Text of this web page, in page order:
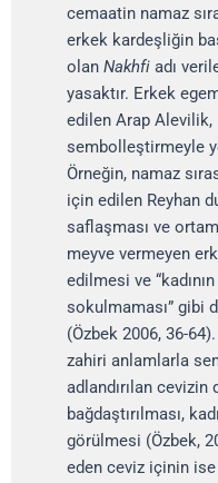
cemaatin namaz
erkek kardeşliğin
olan Nakhfi adı
yasaktır. Erkek
edilen Arap
sembolleştirmeyle
Örneğin, namaz
için edilen Reyhan
saflaşması ve
meyve vermeyen
edilmesi ve
sokulmaması” gibi
(Özbek 2006, 36-
zahiri anlamlarla
adlandırılan cevizin
bağdaştırılması,
görülmesi (Özbek,
eden ceviz içinin